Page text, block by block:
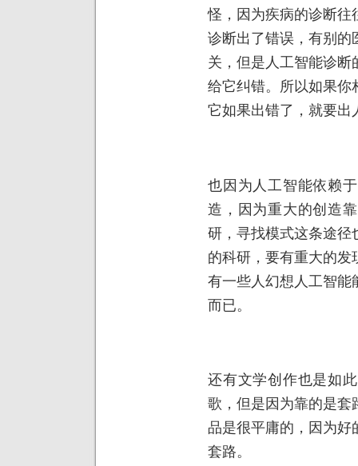
怪，因为疾病的诊断往
诊断出了错误，有别的
关，但是人工智能诊
给它纠错。所以如果你
它如果出错了，就要出
也因为人工智能依赖
造，因为重大的创造
研，寻找模式这条途径
的科研，要有重大的
有一些人幻想人工智能
而已。
还有文学创作也是如
歌，但是因为靠的是套
品是很平庸的，因为
套路。